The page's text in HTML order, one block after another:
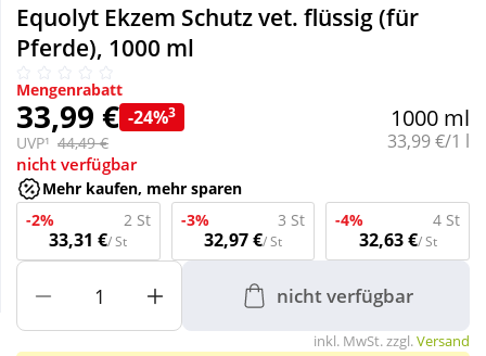
Natur & Homöopathie
Sanitätshaus
Sport & Fitness
Tierbedarf
Wellness
Equolyt Ekzem Schutz vet. flüssig (für
Pferde), 1000 ml
Mengenrabatt
33,99 € -24%3
UVP¹ 44,49 €
1000 ml
Grundpreis:
33,99 €/1 l
nicht verfügbar
Mehr kaufen, mehr sparen
-2%
2 St
33,31 €/ St
-3% 3 St
32,97 €/ St
-4% 4 St
32,63 €/ St
nicht verfügbar
inkl. MwSt. zzgl.Versand